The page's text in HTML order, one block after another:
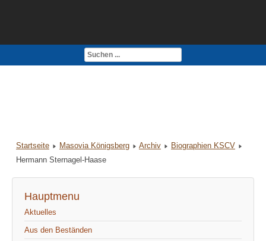
Impressum
Startseite Masovia Königsberg Archiv
Biographien KSCV
Hermann Sternagel-Haase
Hauptmenu
Aktuelles
Aus den Beständen